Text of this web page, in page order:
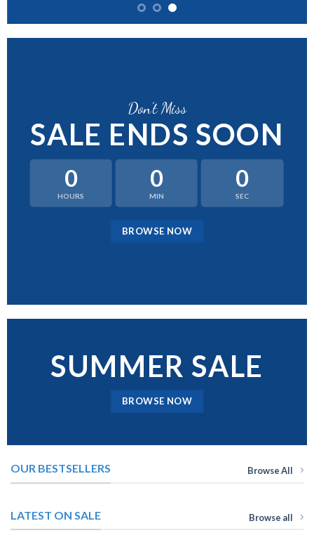
Don’t Miss
SALE ENDS SOON
0
HOURS
0
MIN
0
SEC
BROWSE NOW
SUMMER SALE
BROWSE NOW
OUR BESTSELLERS Browse All
LATEST ON SALE Browse all